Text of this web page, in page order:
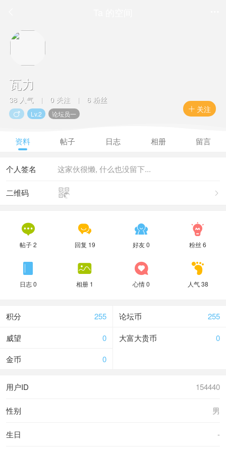
 关注
瓦力
38 人气 | 0 关注 | 6 粉丝
 Lv.2 论坛员一
资料 帖子 日志 相册 留言
这家伙很懒, 什么也没留下...
个人签名


二维码

帖子 2

回复 19

好友 0

粉丝 6

日志 0

相册 1

心情 0

人气 38
255
积分 255
论坛币
0
威望 0
大富大贵币
0
金币
154440
用户ID
男
性别
-
生日